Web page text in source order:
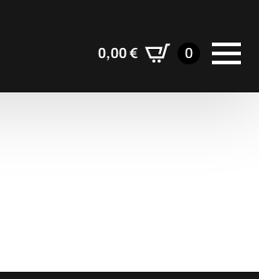
0,00€ 0